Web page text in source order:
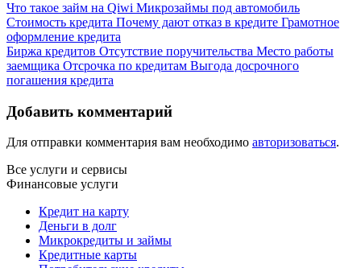
Что такое займ на Qiwi Микрозаймы под автомобиль
Стоимость кредита Почему дают отказ в кредите Грамотное
оформление кредита
Биржа кредитов Отсутствие поручительства Место работы
заемщика Отсрочка по кредитам Выгода досрочного
погашения кредита
Добавить комментарий
Для отправки комментария вам необходимо авторизоваться.
Все услуги и сервисы
Финансовые услуги
Кредит на карту
Деньги в долг
Микрокредиты и займы
Кредитные карты